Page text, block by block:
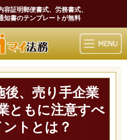
容証明郵便書式、労務書式、
知書のテンプレートが無料
マイ法務
後、売り手企業
ともに注意すべ
トとは？